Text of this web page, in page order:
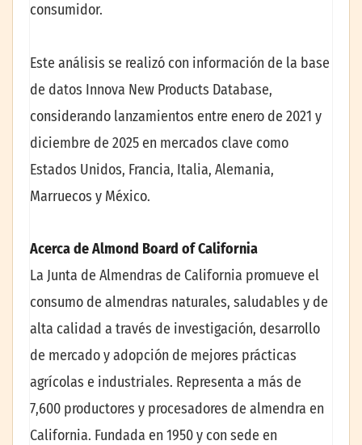
consumidor.
Este análisis se realizó con información de la base
de datos Innova New Products Database,
considerando lanzamientos entre enero de 2021 y
diciembre de 2025 en mercados clave como
Estados Unidos, Francia, Italia, Alemania,
Marruecos y México.
Acerca de Almond Board of California
La Junta de Almendras de California promueve el
consumo de almendras naturales, saludables y de
alta calidad a través de investigación, desarrollo
de mercado y adopción de mejores prácticas
agrícolas e industriales. Representa a más de
7,600 productores y procesadores de almendra en
California. Fundada en 1950 y con sede en